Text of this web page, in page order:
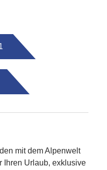
mit dem Alpenwelt
Ihren Urlaub, exklusive